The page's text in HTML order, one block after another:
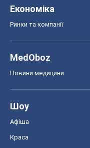
Економіка
Ринки та компанії
MedOboz
Новини медицини
Шоу
Афіша
Краса